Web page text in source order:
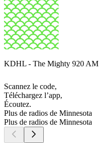
KDHL - The Mighty 920 AM
Scannez le code,
Téléchargez l’app,
Écoutez.
Plus de radios de Minnesota
Plus de radios de Minnesota